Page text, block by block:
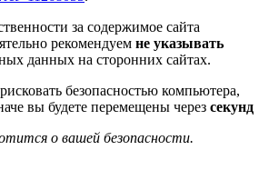
за содержимое сайта
рекомендуем не указывать
данных на сторонних сайтах.
безопасностью компьютера,
вы будете перемещены через секунд
о вашей безопасности.